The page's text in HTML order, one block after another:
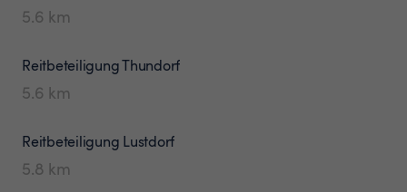
5.6 km
ReitbeteiligungThundorf
5.6 km
Reitbeteiligung Lustdorf
5.8 km